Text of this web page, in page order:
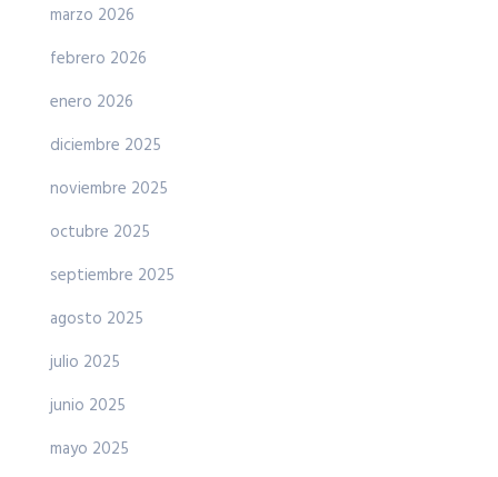
marzo 2026
febrero 2026
enero 2026
diciembre 2025
noviembre 2025
octubre 2025
septiembre 2025
agosto 2025
julio 2025
junio 2025
mayo 2025